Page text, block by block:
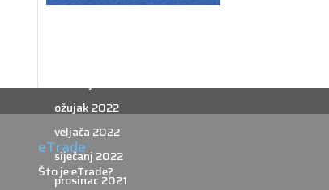
srpanj 2022
ožujak 2022
veljača 2022
siječanj 2022
prosinac 2021
eTrade
Što je eTrade?